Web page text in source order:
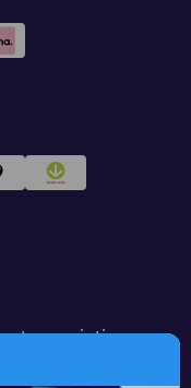
et associations